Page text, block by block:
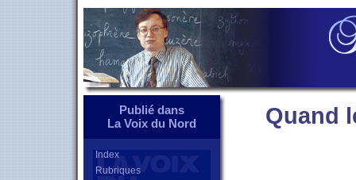
Publié dans
La Voix du Nord
Index
Rubriques
Quand